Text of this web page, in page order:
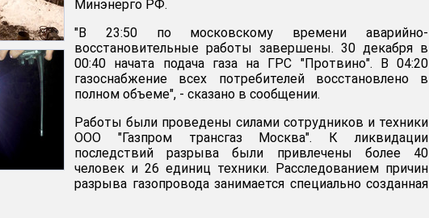
Минэнерго РФ.
"В 23:50 по московскому времени аварийно-
восстановительные работы завершены. 30 декабря в
00:40 начата подача газа на ГРС "Протвино". В 04:20
газоснабжение всех потребителей восстановлено в
полном объеме", - сказано в сообщении.
Работы были проведены силами сотрудников и техники
ООО "Газпром трансгаз Москва". К ликвидации
последствий разрыва были привлечены более 40
человек и 26 единиц техники. Расследованием причин
разрыва газопровода занимается специально созданная